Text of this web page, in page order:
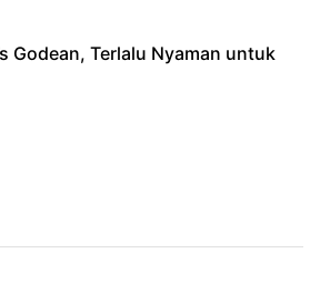
Godean, Terlalu Nyaman untuk